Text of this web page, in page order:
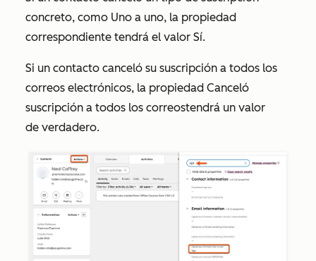
concreto, como Uno a uno, la propiedad
correspondiente tendrá el valor Sí.
Si un contacto canceló su suscripción a todos los
correos electrónicos, la propiedad Canceló
suscripción a todos los correostendrá un valor
de verdadero.